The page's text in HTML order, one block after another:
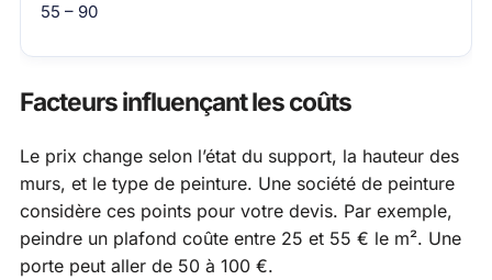
55 – 90
Facteurs influençant les coûts
Le prix change selon l’état du support, la hauteur des
murs, et le type de peinture. Une société de peinture
considère ces points pour votre devis. Par exemple,
peindre un plafond coûte entre 25 et 55 € le m². Une
porte peut aller de 50 à 100 €.